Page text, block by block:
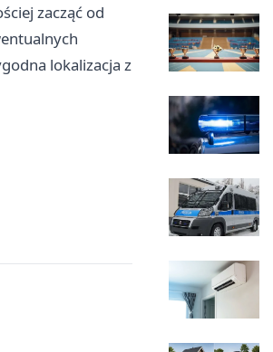
zacząć od
lokalizacja z